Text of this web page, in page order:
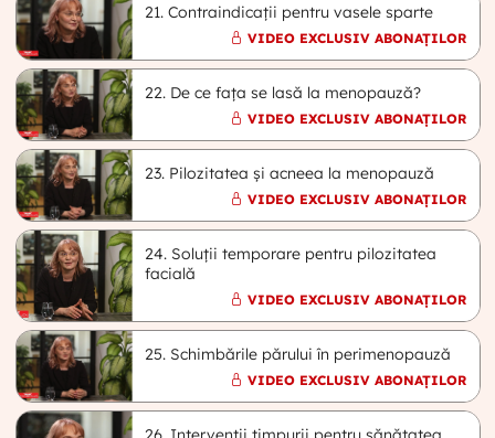
21. Contraindicații pentru vasele sparte
VIDEO EXCLUSIV ABONAȚILOR
22. De ce fața se lasă la menopauză?
VIDEO EXCLUSIV ABONAȚILOR
23. Pilozitatea și acneea la menopauză
VIDEO EXCLUSIV ABONAȚILOR
24. Soluții temporare pentru pilozitatea
facială
VIDEO EXCLUSIV ABONAȚILOR
25. Schimbările părului în perimenopauză
VIDEO EXCLUSIV ABONAȚILOR